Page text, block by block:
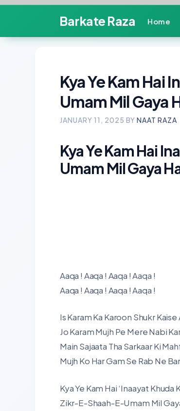
content
Barkate Raza Home
Kya Ye Kam
Umam Mil Gaya
JANUARY 11, 2025 BY NAAT RAZA
Kya Ye Kam Hai
Umam Mil Gaya
Aaqa ! Aaqa ! Aaqa ! Aaqa !
Aaqa ! Aaqa ! Aaqa ! Aaqa !
Is Karam Ka Karoon Shukr Kaise
Jo Karam Mujh Pe Mere Nabi
Main Sajaata Tha Sarkaar Ki
Mujh Ko Har Gam Se Rab Ne
Kya Ye Kam Hai ‘Inaayat Khuda
Zikr-E-Shaah-E-Umam Mil